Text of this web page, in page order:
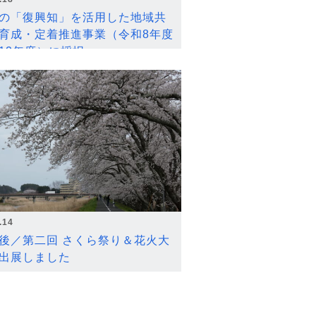
「復興知」を活用した地域共
成・定着推進事業（令和8年度
年度）に採択
／第二回 さくら祭り＆花火大
展しました